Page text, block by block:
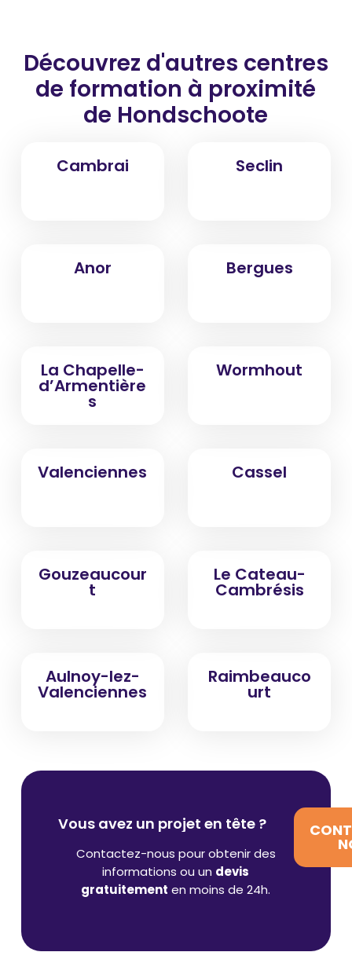
Découvrez d'autres centres
de formation à proximité
de Hondschoote
Cambrai Seclin
Anor Bergues
La Chapelle-
d’Armentière
s
Wormhout
Valenciennes Cassel
Gouzeaucour
t
Le Cateau-
Cambrésis
Aulnoy-lez-
Valenciennes
Raimbeauco
urt
Vous avez un projet en tête ?
Contactez-nous pour obtenir des
informations ou un devis
gratuitement en moins de 24h.